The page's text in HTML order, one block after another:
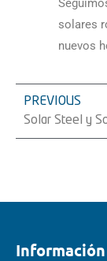
solares
nuevos
PREVIOUS
Información